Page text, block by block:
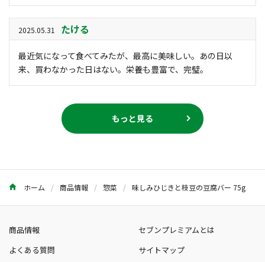
2025.05.31 たける
最近気になって食べてみたが、最高に美味しい。あの日以
来、買わなかった日はない。栄養も豊富で、完璧。
もっと見る
ホーム 商品情報 惣菜 味しみひじきと枝豆の豆腐バー 75g
商品情報
セブンプレミアムとは
よくある質問
サイトマップ